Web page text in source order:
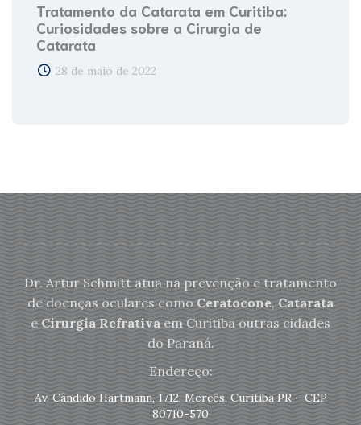
Tratamento da Catarata em Curitiba:
Curiosidades sobre a Cirurgia de
Catarata
28 de maio de 2022
Dr. Artur Schmitt atua na prevenção e tratamento
de doenças oculares comoCeratocone,Catarata
eCirurgia Refrativaem Curitiba outras cidades
do Paraná.
Endereço:
Av. Cândido Hartmann, 1712, Mercês, Curitiba PR – CEP
80710-570